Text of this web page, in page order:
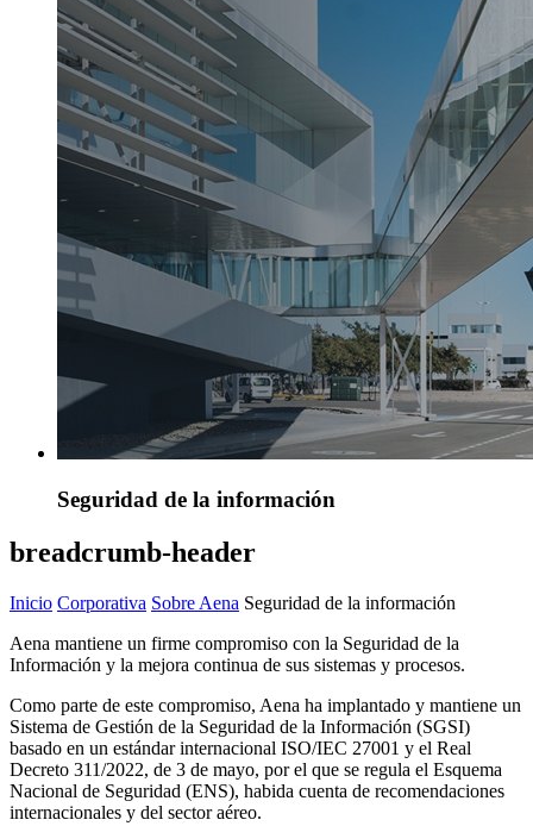
Seguridad de la información
breadcrumb-header
Inicio Corporativa Sobre Aena Seguridad de la información
Aena mantiene un firme compromiso con la Seguridad de la
Información y la mejora continua de sus sistemas y procesos.
Como parte de este compromiso, Aena ha implantado y mantiene un
Sistema de Gestión de la Seguridad de la Información (SGSI)
basado en un estándar internacional ISO/IEC 27001 y el Real
Decreto 311/2022, de 3 de mayo, por el que se regula el Esquema
Nacional de Seguridad (ENS), habida cuenta de recomendaciones
internacionales y del sector aéreo.